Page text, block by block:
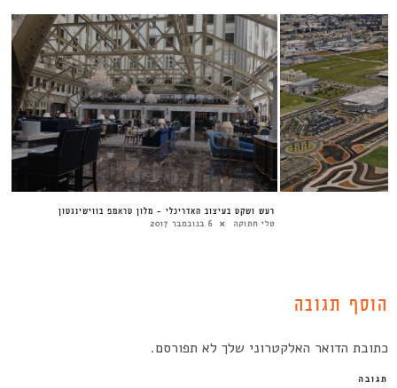
רעש ושקט בעיצוב האדריכלי – מלון טראמפ בווישינגטון
טלי חתוקה 6 בנובמבר 2017
הוסף תגובה
כתובת הדואר האלקטרוני שלך לא תפורסם.
תגובה